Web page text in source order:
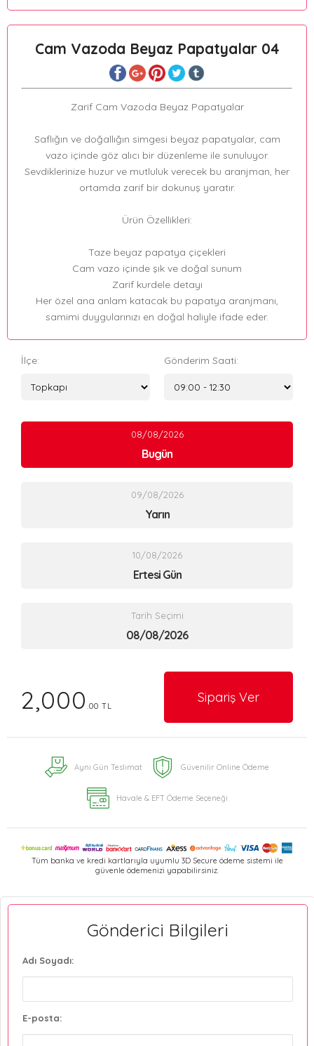
Cam Vazoda Beyaz Papatyalar 04
Zarif Cam Vazoda Beyaz Papatyalar
Saflığın ve doğallığın simgesi beyaz papatyalar, cam
vazo içinde göz alıcı bir düzenleme ile sunuluyor.
Sevdiklerinize huzur ve mutluluk verecek bu aranjman, her
ortamda zarif bir dokunuş yaratır.
Ürün Özellikleri:
Taze beyaz papatya çiçekleri
Cam vazo içinde şık ve doğal sunum
Zarif kurdele detayı
Her özel ana anlam katacak bu papatya aranjmanı,
samimi duygularınızı en doğal haliyle ifade eder.
İlçe: Gönderim Saati:
08/08/2026
Bugün
09/08/2026
Yarın
10/08/2026
Ertesi Gün
Tarih Seçimi
2,000 .00 TL
Sipariş Ver
Aynı Gün Teslimat Güvenilir Online Ödeme
Havale & EFT Ödeme Seçeneği
Tüm banka ve kredi kartlarıyla uyumlu 3D Secure ödeme sistemi ile
güvenle ödemenizi yapabilirsiniz.
Gönderici Bilgileri
Adı Soyadı:
E-posta: